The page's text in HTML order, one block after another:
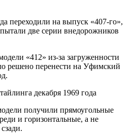
переходили на выпуск «407-го»,
две серии внедорожников
«412» из-за загруженности
решено перенести на Уфимский
декабря 1969 года
получили прямоугольные
и горизонтальные, а не